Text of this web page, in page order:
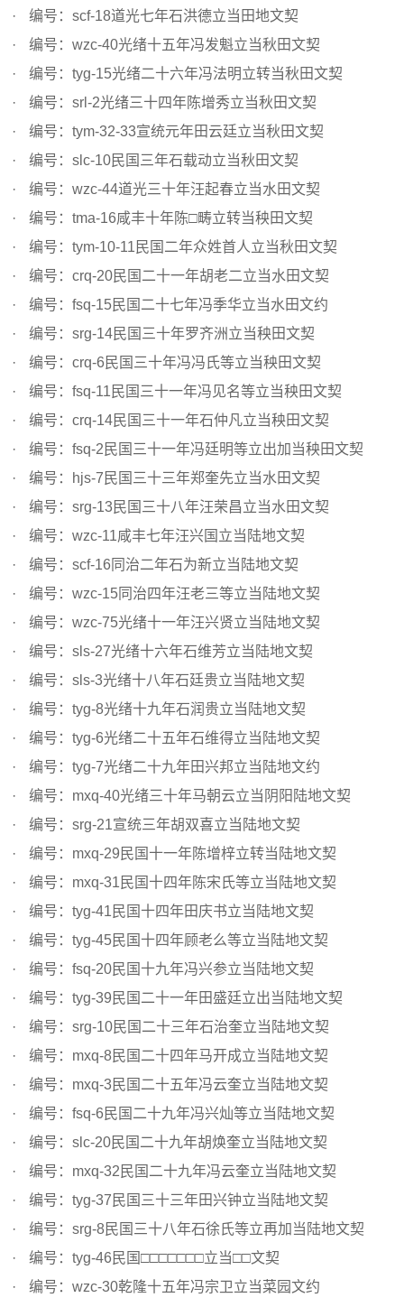
编号：scf-18道光七年石洪德立当田地文契
编号：wzc-40光绪十五年冯发魁立当秋田文契
编号：tyg-15光绪二十六年冯法明立转当秋田文契
编号：srl-2光绪三十四年陈增秀立当秋田文契
编号：tym-32-33宣统元年田云廷立当秋田文契
编号：slc-10民国三年石载动立当秋田文契
编号：wzc-44道光三十年汪起春立当水田文契
编号：tma-16咸丰十年陈□畴立转当秧田文契
编号：tym-10-11民国二年众姓首人立当秋田文契
编号：crq-20民国二十一年胡老二立当水田文契
编号：fsq-15民国二十七年冯季华立当水田文约
编号：srg-14民国三十年罗齐洲立当秧田文契
编号：crq-6民国三十年冯冯氏等立当秧田文契
编号：fsq-11民国三十一年冯见名等立当秧田文契
编号：crq-14民国三十一年石仲凡立当秧田文契
编号：fsq-2民国三十一年冯廷明等立出加当秧田文契
编号：hjs-7民国三十三年郑奎先立当水田文契
编号：srg-13民国三十八年汪荣昌立当水田文契
编号：wzc-11咸丰七年汪兴国立当陆地文契
编号：scf-16同治二年石为新立当陆地文契
编号：wzc-15同治四年汪老三等立当陆地文契
编号：wzc-75光绪十一年汪兴贤立当陆地文契
编号：sls-27光绪十六年石维芳立当陆地文契
编号：sls-3光绪十八年石廷贵立当陆地文契
编号：tyg-8光绪十九年石润贵立当陆地文契
编号：tyg-6光绪二十五年石维得立当陆地文契
编号：tyg-7光绪二十九年田兴邦立当陆地文约
编号：mxq-40光绪三十年马朝云立当阴阳陆地文契
编号：srg-21宣统三年胡双喜立当陆地文契
编号：mxq-29民国十一年陈增梓立转当陆地文契
编号：mxq-31民国十四年陈宋氏等立当陆地文契
编号：tyg-41民国十四年田庆书立当陆地文契
编号：tyg-45民国十四年顾老么等立当陆地文契
编号：fsq-20民国十九年冯兴参立当陆地文契
编号：tyg-39民国二十一年田盛廷立出当陆地文契
编号：srg-10民国二十三年石治奎立当陆地文契
编号：mxq-8民国二十四年马开成立当陆地文契
编号：mxq-3民国二十五年冯云奎立当陆地文契
编号：fsq-6民国二十九年冯兴灿等立当陆地文契
编号：slc-20民国二十九年胡焕奎立当陆地文契
编号：mxq-32民国二十九年冯云奎立当陆地文契
编号：tyg-37民国三十三年田兴钟立当陆地文契
编号：srg-8民国三十八年石徐氏等立再加当陆地文契
编号：tyg-46民国□□□□□□□立当□□文契
编号：wzc-30乾隆十五年冯宗卫立当菜园文约